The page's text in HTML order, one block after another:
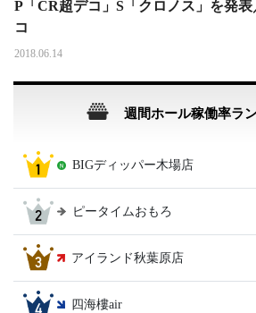
P「CR超デコ」S「クロノス」を発表
コ
2018.06.14
週間ホール稼働率ラ
BIGディッパー木場店
ピータイムおもろ
アイランド秋葉原店
四海樓air